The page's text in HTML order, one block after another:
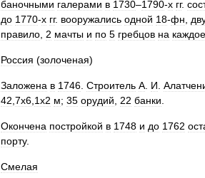
баночными галерами в 1730–1790-х гг.
до 1770-х гг. вооружались одной 18-фн
правило 2 мачты и по 5 гребцов на каждое
Россия (золоченая)
Заложена в 1746 Строитель А И
42 7x6 1x2 м; 35 орудий 22 банки
Окончена постройкой в 1748 и до 1762
порту.
Смелая